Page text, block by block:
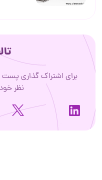
برای اشتراک گذاری
نظر